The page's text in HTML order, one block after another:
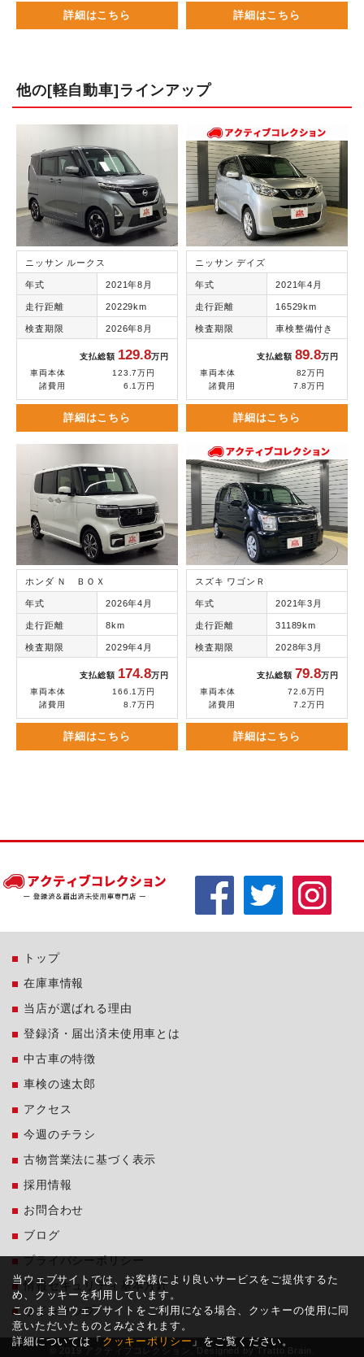
詳細はこちら 詳細はこちら
他の[軽自動車]ラインアップ
ニッサン ルークス
年式 2021年8月
走行距離 20229km
検査期限 2026年8月
支払総額 129.8万円
車両本体
123.7万円
諸費用
6.1万円
詳細はこちら
ニッサン デイズ
年式 2021年4月
走行距離 16529km
検査期限 車検整備付き
支払総額89.8万円
車両本体
82万円
諸費用
7.8万円
詳細はこちら
ホンダ Ｎ ＢＯＸ
年式 2026年4月
走行距離 8km
検査期限 2029年4月
支払総額 174.8万円
車両本体
166.1万円
諸費用
8.7万円
詳細はこちら
スズキ ワゴンＲ
年式 2021年3月
走行距離 31189km
検査期限 2028年3月
支払総額 79.8万円
車両本体
72.6万円
諸費用
7.2万円
詳細はこちら
トップ
在庫車情報
当店が選ばれる理由
登録済・届出済未使用車とは
中古車の特徴
車検の速太郎
アクセス
今週のチラシ
古物営業法に基づく表示
採用情報
お問合わせ
ブログ
プライバシーポリシー
情報セキュリティ基本方針
サイトマップ
© 2019 アクティブコレクション. Designed by Tratto Brain
当ウェブサイトでは、お客様により良いサービスをご提供するた
め、クッキーを利用しています。
このまま当ウェブサイトをご利用になる場合、クッキーの使用に同
意いただいたものとみなされます。
詳細については「 クッキーポリシー 」をご覧ください。